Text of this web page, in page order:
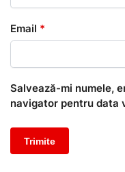
Email *
Salvează-mi numele,
navigator pentru data